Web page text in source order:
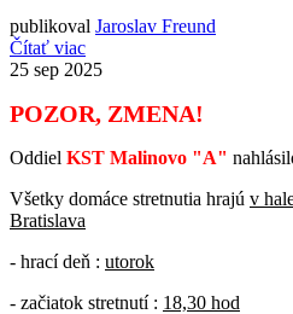
publikoval Jaroslav Freund
Čítať viac
25 sep 2025
POZOR, ZMENA!
Oddiel KST Malinovo "A"
Všetky domáce stretnutia hrajú v
Bratislava
- hrací deň : utorok
- začiatok stretnutí : 18,30 hod